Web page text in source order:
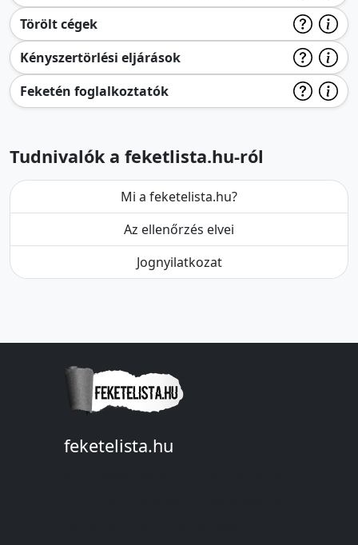
Törölt cégek
Kényszertörlési eljárások
Feketén foglalkoztatók
Tudnivalók a feketlista.hu-ról
Mi a feketelista.hu?
Az ellenőrzés elvei
Jognyilatkozat
feketelista.hu